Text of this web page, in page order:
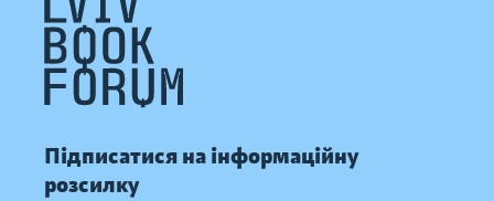
Підписатися на інформаційну
розсилку